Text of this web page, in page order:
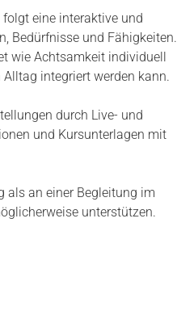
eine interaktive und
Bedürfnisse und Fähigkeiten.
wie Achtsamkeit individuell
integriert werden kann.
durch Live- und
und Kursunterlagen mit
als an einer Begleitung im
unterstützen.